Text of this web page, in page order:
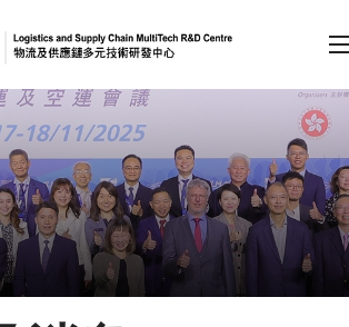
容（按回車鍵）
會員登入
A A EN 繁 简